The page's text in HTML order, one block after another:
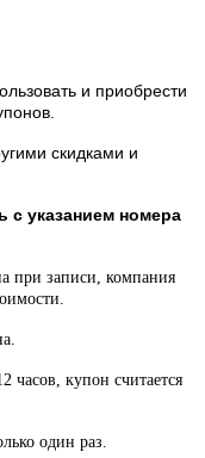
и приобрести
скидками и
с указанием номера
при записи, компания
часов, купон считается
один раз.